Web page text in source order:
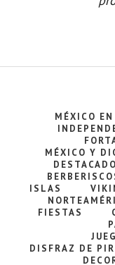
MÉXICO EN
MÉXICO Y
ISLAS
FIESTAS
DISFRAZ DE